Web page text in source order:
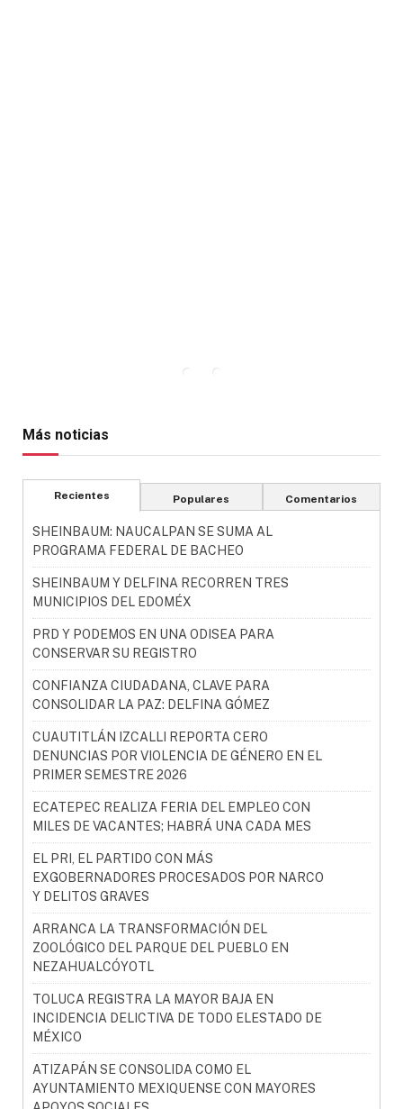
Más noticias
Recientes Populares Comentarios
SHEINBAUM: NAUCALPAN SE SUMA AL
PROGRAMA FEDERAL DE BACHEO
SHEINBAUM Y DELFINA RECORREN TRES
MUNICIPIOS DEL EDOMÉX
PRD Y PODEMOS EN UNA ODISEA PARA
CONSERVAR SU REGISTRO
CONFIANZA CIUDADANA, CLAVE PARA
CONSOLIDAR LA PAZ: DELFINA GÓMEZ
CUAUTITLÁN IZCALLI REPORTA CERO
DENUNCIAS POR VIOLENCIA DE GÉNERO EN EL
PRIMER SEMESTRE 2026
ECATEPEC REALIZA FERIA DEL EMPLEO CON
MILES DE VACANTES; HABRÁ UNA CADA MES
EL PRI, EL PARTIDO CON MÁS
EXGOBERNADORES PROCESADOS POR NARCO
Y DELITOS GRAVES
ARRANCA LA TRANSFORMACIÓN DEL
ZOOLÓGICO DEL PARQUE DEL PUEBLO EN
NEZAHUALCÓYOTL
TOLUCA REGISTRA LA MAYOR BAJA EN
INCIDENCIA DELICTIVA DE TODO ELESTADO DE
MÉXICO
ATIZAPÁN SE CONSOLIDA COMO EL
AYUNTAMIENTO MEXIQUENSE CON MAYORES